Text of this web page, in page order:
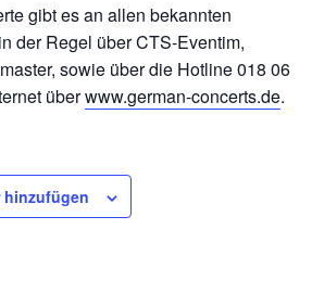
gibt es an allen bekannten
der Regel über CTS-Eventim,
sowie über die Hotline 018 06
überwww.german-concerts.de.
hinzufügen